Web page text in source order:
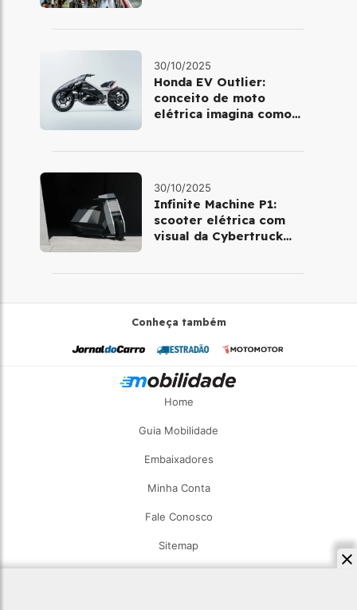
30/10/2025
Honda EV Outlier:
conceito de moto
elétrica imagina como
30/10/2025
Infinite Machine P1:
scooter elétrica com
visual da Cybertruck
Conheça também
Home
Guia Mobilidade
Embaixadores
Minha Conta
Fale Conosco
Sitemap